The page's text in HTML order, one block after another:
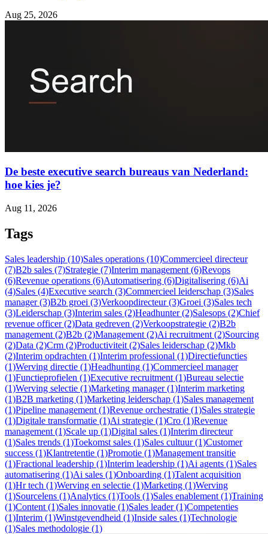
Aug 25, 2026
De beste executive search bureaus van Nederland:
hoe kies je?
Aug 11, 2026
Tags
Sales leadership (10)Sales operations (10)Commercieel directeur
(7)B2b sales (7)Strategie (7)Interim management (6)Revops
(6)Revenue operations (6)Automatisering (6)Digitalisering (6)Ai
(4)Sales (4)Executive search (3)Commercieel leiderschap (3)Sales
manager (3)B2b groei (3)Verkoopdirecteur (3)Groei (3)Sales tech
(3)Leiderschap (3)Interim sales (2)Headhunter (2)Salesops (2)Chief
revenue officer (2)Data gedreven (2)Verkoopstrategie (2)B2b
management (2)B2b (2)Management (2)Ai recruitment (2)Sourcing
(2)Data (2)Crm (2)Productiviteit (2)Sales leiderschap (2)Mkb
(2)Interim opdrachten (1)Interim professional (1)Directiefuncties
(1)Werving directie (1)Headhunting (1)Commercieel manager
(1)Functieprofielen (1)Executive recruitment (1)Bureau selectie
(1)Werving selectie (1)Marketing manager (1)Interim marketing
(1)B2B marketing (1)Marketing leiderschap (1)Sales management
(1)Pipeline management (1)Revenue orchestratie (1)Sales strategie
(1)Digitale transformatie (1)Ai strategie (1)Cro (1)Revenue
management (1)Scale up (1)Digital sales (1)Interim directeur
(1)Sales trends (1)Toekomst sales (1)Sales cultuur (1)Customer
success (1)Klantretentie (1)Promotie (1)Management transitie
(1)Fractional leadership (1)Interim leadership (1)Ai agents (1)Sales
automatisering (1)Ai sales (1)Onboarding (1)Talent acquisition
(1)Hr tech (1)Werving en selectie (1)Marketing (1)Werving
(1)Sourcelens (1)Analytics (1)Tools (1)Sales enablement (1)Training
(1)Content (1)Sales innovatie (1)Sales leader (1)Competenties
(1)Interim (1)Winstgevendheid (1)Inside sales (1)Technologie
(1)Sales methodologie (1)